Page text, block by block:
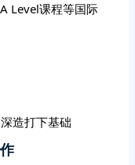
Level课程等国际
造打下基础